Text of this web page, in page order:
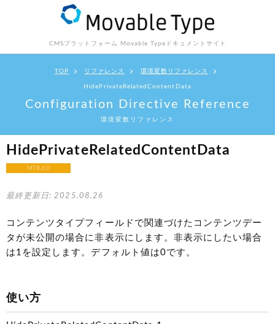
CMSプラットフォーム Movable Type ドキュメントサイト
TOP リファレンス 環境変数リファレンス
HidePrivateRelatedContentData
Configuration Directive Reference
環境変数リファレンス
HidePrivateRelatedContentData
MT8.6.0
最終更新日: 2025.08.26
コンテンツタイプフィールドで関連づけたコンテンツデー
タが未公開の場合に非表示にします。非表示にしたい場合
は1を設定します。デフォルト値は0です。
使い方